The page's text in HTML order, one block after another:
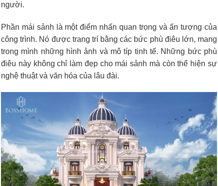
người.
Phần mái sảnh là một điểm nhấn quan trọng và ấn tượng của
công trình. Nó được trang trí bằng các bức phù điêu lớn, mang
trong mình những hình ảnh và mô típ tinh tế. Những bức phù
điêu này không chỉ làm đẹp cho mái sảnh mà còn thể hiện sự
nghệ thuật và văn hóa của lâu đài.